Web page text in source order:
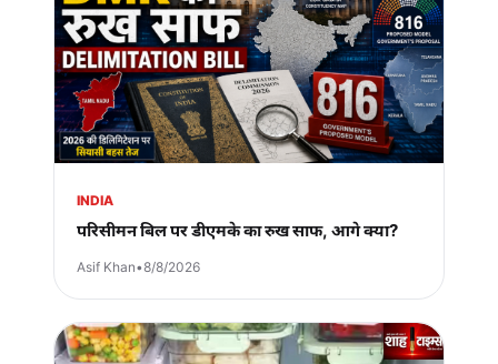
INDIA
परिसीमन बिल पर डीएमके का रुख साफ, आगे क्या?
Asif Khan•8/8/2026